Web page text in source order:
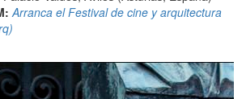
Arranca el Festival de cine y arquitectura